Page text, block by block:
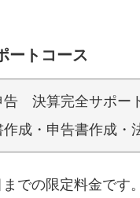
ートコース
告 決算完全サポー
作成・申告書作成・
での限定料金です